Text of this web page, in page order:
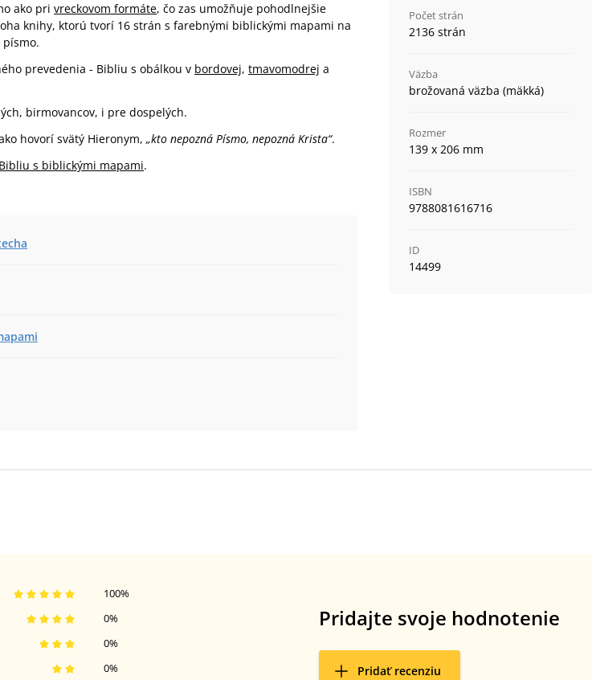
ako pri vreckovom formáte, čo zas umožňuje pohodlnejšie
knihy, ktorú tvorí 16 strán s farebnými biblickými mapami na
prevedenia - Bibliu s obálkou v bordovej, tmavomodrej a
birmovancov, i pre dospelých.
hovorí svätý Hieronym, „kto nepozná Písmo, nepozná Krista“.
s biblickými mapami.
Počet strán
2136 strán
Väzba
brožovaná väzba (mäkká)
Rozmer
139 x 206 mm
ISBN
9788081616716
ID
14499
0%
0%
0%
100%
Pridajte svoje hodnotenie
Pridať recenziu